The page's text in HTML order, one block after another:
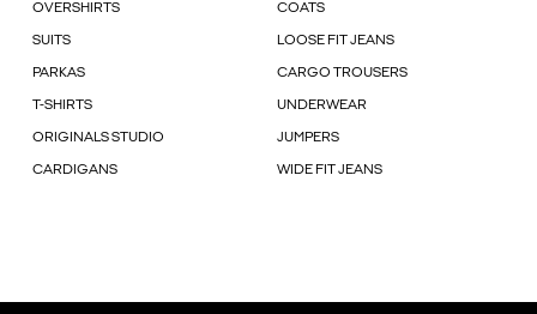
OVERSHIRTS COATS
SUITS LOOSE FIT JEANS
PARKAS CARGO TROUSERS
T-SHIRTS UNDERWEAR
ORIGINALS STUDIO JUMPERS
CARDIGANS WIDE FIT JEANS